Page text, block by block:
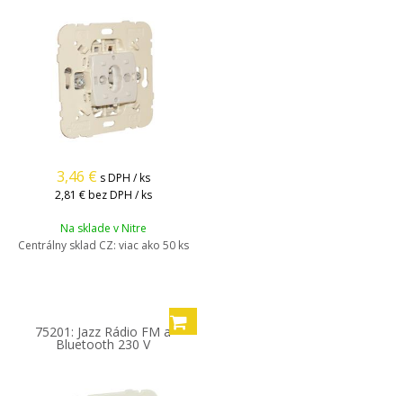
3,46 € s DPH / ks
2,81 € bez DPH / ks
Na sklade v Nitre
Centrálny sklad CZ: viac ako 50 ks
75201: Jazz Rádio FM a
Bluetooth 230 V